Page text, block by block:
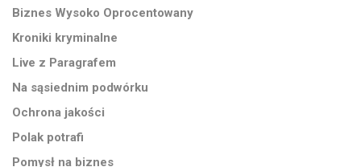
Biznes Wysoko Oprocentowany
Kroniki kryminalne
Live z Paragrafem
Na sąsiednim podwórku
Ochrona jakości
Polak potrafi
Pomysł na biznes